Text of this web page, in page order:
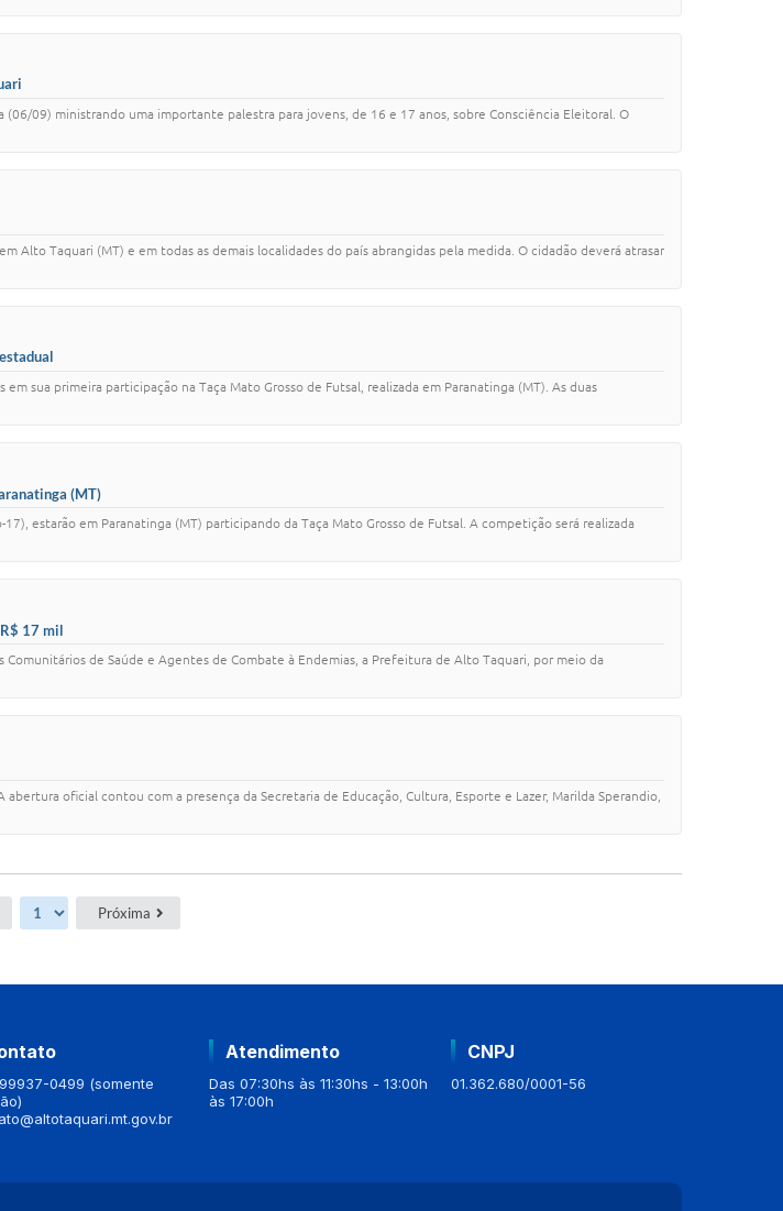
09) ministrando uma importante palestra para jovens, de 16 e 17 anos, sobre Consciência Eleitoral. O
Taquari (MT) e em todas as demais localidades do país abrangidas pela medida. O cidadão deverá atrasar
sua primeira participação na Taça Mato Grosso de Futsal, realizada em Paranatinga (MT). As duas
(MT)
estarão em Paranatinga (MT) participando da Taça Mato Grosso de Futsal. A competição será realizada
17 mil
de Saúde e Agentes de Combate à Endemias, a Prefeitura de Alto Taquari, por meio da
oficial contou com a presença da Secretaria de Educação, Cultura, Esporte e Lazer, Marilda Sperandio,
Próxima
0499 (somente
Atendimento
Das 07:30hs às 11:30hs - 13:00h
às 17:00h
CNPJ
01.362.680/0001-56